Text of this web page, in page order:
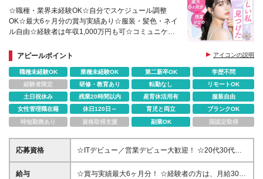
☆職種・業界未経験OK☆自分でスケジュール調整
OK☆最大6ヶ月分の賞与実績あり☆服装・髪色・ネイ
ル自由☆経験者は年収1,000万円も可☆コミュニケー
アピールポイント
アイコンの説明
職種未経験OK 業種未経験OK 第二新卒OK
学歴不問
経験者限定
研修・教育あり 転勤なし
リモートOK
土日祝休み
残業20時間以内 産育休活用有
服装自由
女性管理職在籍
休日120日～ 育児と両立
ブランクOK
時短勤務あり
資格取得支援 副業OK 国認定取得
応募資格
☆ITデビュー／営業デビュー大歓迎！ ☆20代30代が
活躍中 ☆未経験OK ※基本的なPCスキルをお持ちの方
※学歴不問 ～このような方を歓迎します！～ ◆営業
給与
☆賞与実績最大6ヶ月分！ ☆経験者の方は、月給30万